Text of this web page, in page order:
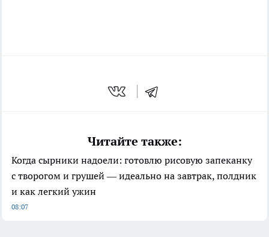
Читайте также:
Когда сырники надоели: готовлю рисовую запеканку
с творогом и грушей — идеально на завтрак, полдник
и как легкий ужин
08:07